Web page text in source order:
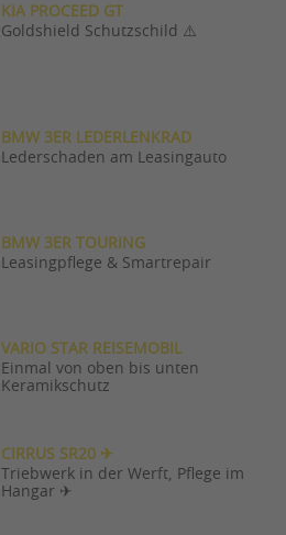
KIA PROCEED GT
Goldshield Schutzschild ⚠️
BMW 3ER LEDERLENKRAD
Lederschaden am Leasingauto
BMW 3ER TOURING
Leasingpflege & Smartrepair
VARIO STAR REISEMOBIL
Einmal von oben bis unten
Keramikschutz
CIRRUS SR20 ✈
Triebwerk in der Werft, Pflege im
Hangar ✈